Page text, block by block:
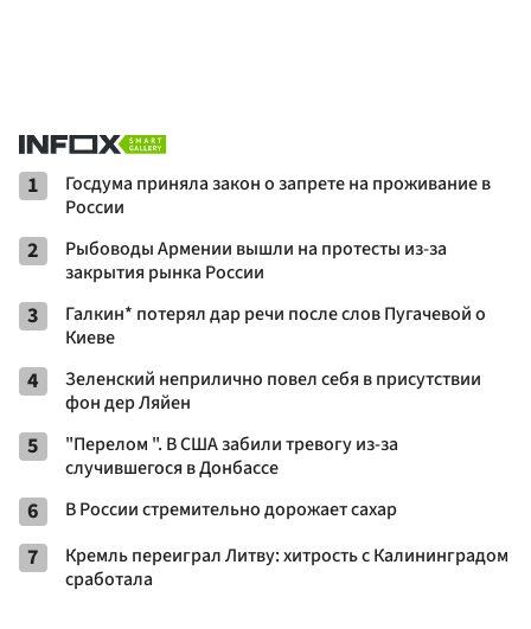
1
Госдума приняла закон о запрете на проживание в
России
2
Рыбоводы Армении вышли на протесты из-за
закрытия рынка России
3
Галкин* потерял дар речи после слов Пугачевой о
Киеве
4
Зеленский неприлично повел cебя в присутствии
фон дер Ляйен
5
"Перелом ". В США забили тревогу из-за
случившегося в Донбассе
6 В России стремительно дорожает сахар
7
Кремль переиграл Литву: хитрость с Калининградом
сработала